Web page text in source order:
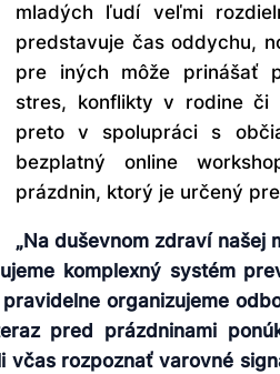
mladých ľudí veľmi
predstavuje čas oddychu,
pre iných môže prinášať
stres, konflikty v rodine či
preto v spolupráci s
bezplatný online
prázdnin, ktorý je určený
„Na duševnom zdraví našej
komplexný systém
organizujeme
pred prázdninami
rozpoznať varovné